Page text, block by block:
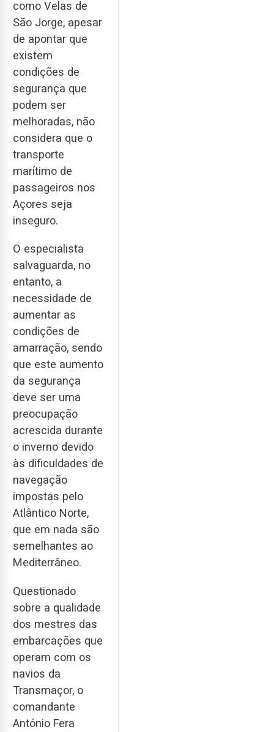
como Velas de
São Jorge, apesar
de apontar que
existem
condições de
segurança que
podem ser
melhoradas, não
considera que o
transporte
marítimo de
passageiros nos
Açores seja
inseguro.
O especialista
salvaguarda, no
entanto, a
necessidade de
aumentar as
condições de
amarração, sendo
que este aumento
da segurança
deve ser uma
preocupação
acrescida durante
o inverno devido
às dificuldades de
navegação
impostas pelo
Atlântico Norte,
que em nada são
semelhantes ao
Mediterrâneo.
Questionado
sobre a qualidade
dos mestres das
embarcações que
operam com os
navios da
Transmaçor, o
comandante
António Fera